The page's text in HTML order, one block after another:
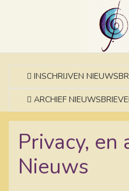
INSCHRIJVEN
ARCHIEF
Privacy, en
Nieuws